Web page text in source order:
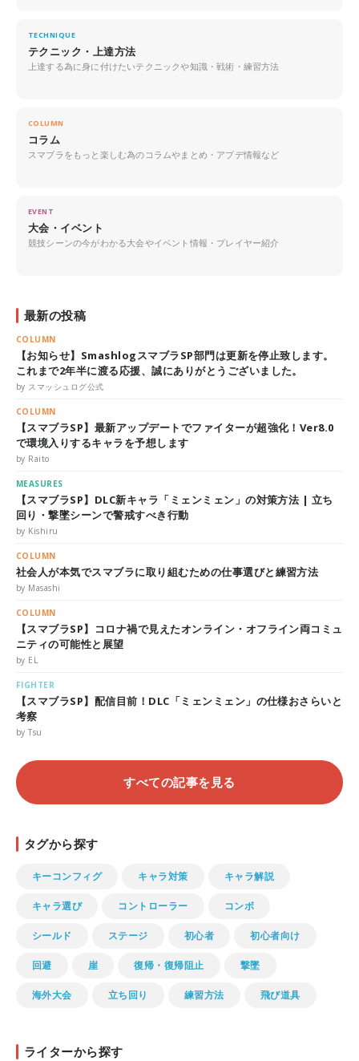
TECHNIQUE
テクニック・上達方法
上達する為に身に付けたいテクニックや知識・戦術・練習方法
COLUMN
コラム
スマブラをもっと楽しむ為のコラムやまとめ・アプデ情報など
EVENT
大会・イベント
競技シーンの今がわかる大会やイベント情報・プレイヤー紹介
最新の投稿
COLUMN
【お知らせ】SmashlogスマブラSP部門は更新を停止致します。
これまで2年半に渡る応援、誠にありがとうございました。
by スマッシュログ公式
COLUMN
【スマブラSP】最新アップデートでファイターが超強化！Ver8.0
で環境入りするキャラを予想します
by Raito
MEASURES
【スマブラSP】DLC新キャラ「ミェンミェン」の対策方法 | 立ち
回り・撃墜シーンで警戒すべき行動
by Kishiru
COLUMN
社会人が本気でスマブラに取り組むための仕事選びと練習方法
by Masashi
COLUMN
【スマブラSP】コロナ禍で見えたオンライン・オフライン両コミュ
ニティの可能性と展望
by EL
FIGHTER
【スマブラSP】配信目前！DLC「ミェンミェン」の仕様おさらいと
考察
by Tsu
すべての記事を見る
タグから探す
キーコンフィグ キャラ対策 キャラ解説
キャラ選び コントローラー コンボ
シールド ステージ 初心者 初心者向け
回避 崖 復帰・復帰阻止 撃墜
海外大会 立ち回り 練習方法 飛び道具
ライターから探す